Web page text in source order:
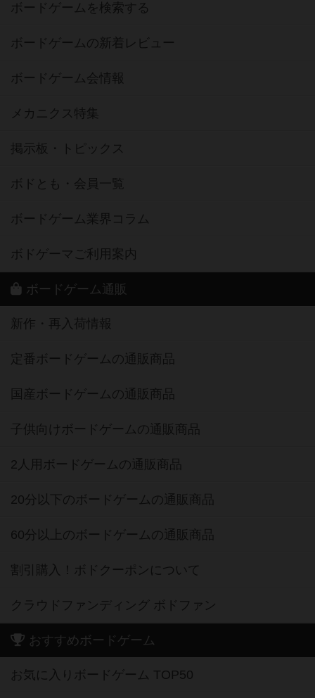
ボードゲームを検索する
ボードゲームの新着レビュー
ボードゲーム会情報
メカニクス特集
掲示板・トピックス
ボドとも・会員一覧
ボードゲーム業界コラム
ボドゲーマご利用案内
ボードゲーム通販
新作・再入荷情報
定番ボードゲームの通販商品
国産ボードゲームの通販商品
子供向けボードゲームの通販商品
2人用ボードゲームの通販商品
20分以下のボードゲームの通販商品
60分以上のボードゲームの通販商品
割引購入！ボドクーポンについて
クラウドファンディング ボドファン
おすすめボードゲーム
お気に入りボードゲーム TOP50